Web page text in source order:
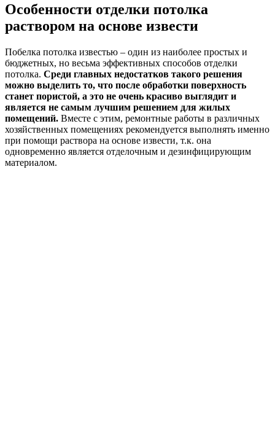
Особенности отделки потолка
раствором на основе извести
Побелка потолка известью – один из наиболее простых и
бюджетных, но весьма эффективных способов отделки
потолка. Среди главных недостатков такого решения
можно выделить то, что после обработки поверхность
станет пористой, а это не очень красиво выглядит и
является не самым лучшим решением для жилых
помещений. Вместе с этим, ремонтные работы в различных
хозяйственных помещениях рекомендуется выполнять именно
при помощи раствора на основе извести, т.к. она
одновременно является отделочным и дезинфицирующим
материалом.